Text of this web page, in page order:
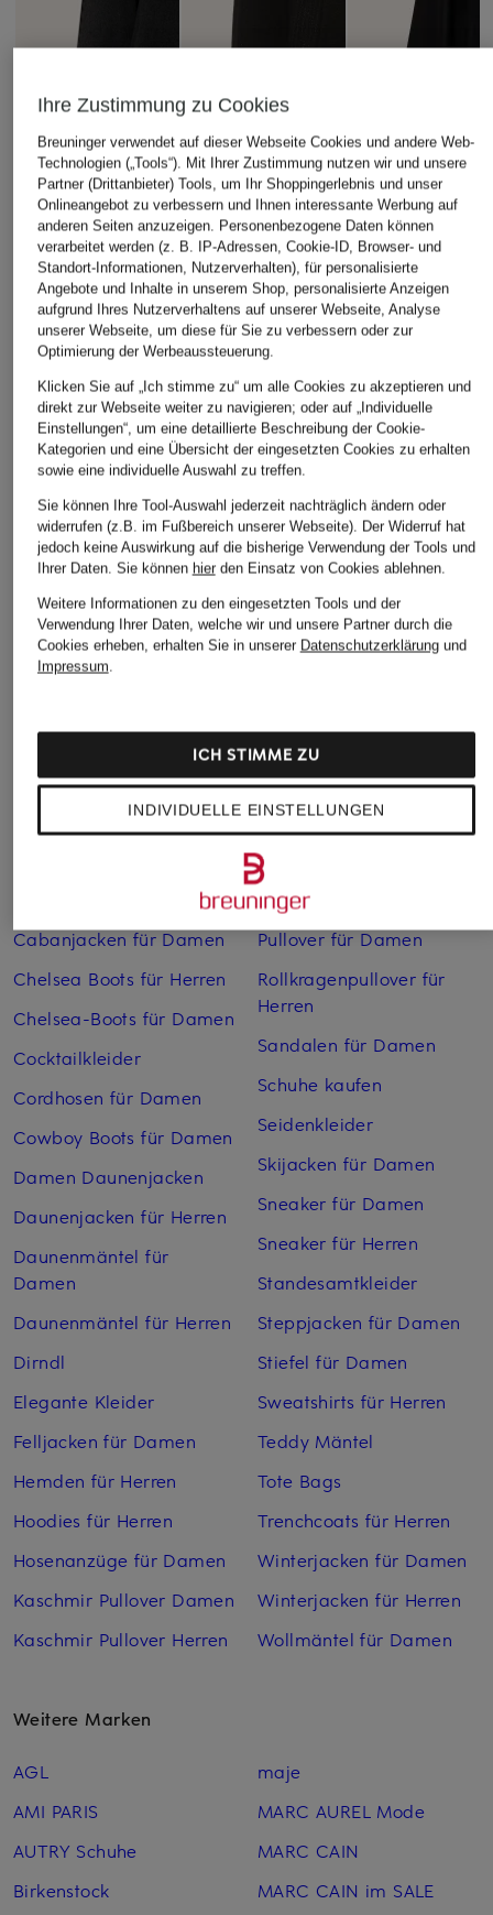
+Aktionsrabatt
ICONS CINZIA
ROCCA
Jacke
224,99 €
Bestpreis:191,24 €
+Aktionsrabatt
PEUTEREY
399,99 €
Bestpreis:
339,99 €
Ursprünglich:
749,99 €
Fay
Cabanjacke
Abendkleider
Anzüge für Herren
Bikinis Damen
Braune Stiefel für Damen
Cabanjacken für Damen
Chelsea Boots für Herren
Chelsea-Boots für Damen
Cocktailkleider
Cordhosen für Damen
Cowboy Boots für Damen
Damen Daunenjacken
Daunenjacken für Herren
Daunenmäntel für
Damen
Daunenmäntel für Herren
Dirndl
Elegante Kleider
Felljacken für Damen
Hemden für Herren
Hoodies für Herren
Hosenanzüge für Damen
Kaschmir Pullover Damen
Kaschmir Pullover Herren
Kleider
Lange Ballkleider
Lederjacken für Damen
Mäntel für Damen
Parkas für Herren
Pullover für Damen
Rollkragenpullover für
Herren
Sandalen für Damen
Schuhe kaufen
Seidenkleider
Skijacken für Damen
Sneaker für Damen
Sneaker für Herren
Standesamtkleider
Steppjacken für Damen
Stiefel für Damen
Sweatshirts für Herren
Teddy Mäntel
Tote Bags
Trenchcoats für Herren
Winterjacken für Damen
Winterjacken für Herren
Wollmäntel für Damen
Weitere Marken
AGL
AMI PARIS
AUTRY Schuhe
Birkenstock
maje
MARC AUREL Mode
MARC CAIN
MARC CAIN im SALE
Ihre Zustimmung zu Cookies
Breuninger verwendet auf dieser Webseite Cookies und andere Web-
Technologien („Tools“). Mit Ihrer Zustimmung nutzen wir und unsere
Partner (Drittanbieter) Tools, um Ihr Shoppingerlebnis und unser
Onlineangebot zu verbessern und Ihnen interessante Werbung auf
anderen Seiten anzuzeigen. Personenbezogene Daten können
verarbeitet werden (z. B. IP-Adressen, Cookie-ID, Browser- und
Standort-Informationen, Nutzerverhalten), für personalisierte
Angebote und Inhalte in unserem Shop, personalisierte Anzeigen
aufgrund Ihres Nutzerverhaltens auf unserer Webseite, Analyse
unserer Webseite, um diese für Sie zu verbessern oder zur
Optimierung der Werbeaussteuerung.
Klicken Sie auf „Ich stimme zu“ um alle Cookies zu akzeptieren und
direkt zur Webseite weiter zu navigieren; oder auf „Individuelle
Einstellungen“, um eine detaillierte Beschreibung der Cookie-
Kategorien und eine Übersicht der eingesetzten Cookies zu erhalten
sowie eine individuelle Auswahl zu treffen.
Sie können Ihre Tool-Auswahl jederzeit nachträglich ändern oder
widerrufen (z.B. im Fußbereich unserer Webseite). Der Widerruf hat
jedoch keine Auswirkung auf die bisherige Verwendung der Tools und
Ihrer Daten. Sie können hierden Einsatz von Cookies ablehnen.
Weitere Informationen zu den eingesetzten Tools und der
Verwendung Ihrer Daten, welche wir und unsere Partner durch die
Cookies erheben, erhalten Sie in unserer Datenschutzerklärungund
Impressum.
INDIVIDUELLE EINSTELLUNGEN
ICH STIMME ZU